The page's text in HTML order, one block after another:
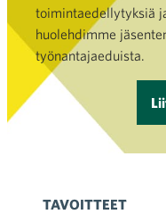
toimintaedellytyksiä
huolehdimme
työnantajaeduista.
TAVOITTEET